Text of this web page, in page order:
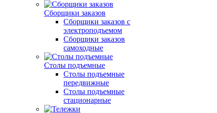
Сборщики заказов
Сборщики заказов с
электроподъемом
Сборщики заказов
самоходные
Столы подъемные
Столы подъемные
передвижные
Столы подъемные
стационарные